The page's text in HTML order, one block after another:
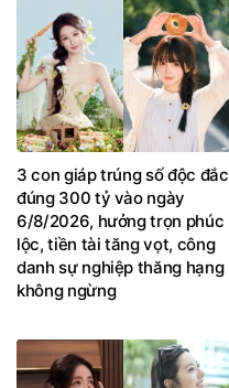
3 con giáp trúng số độc đắc
đúng 300 tỷ vào ngày
6/8/2026, hưởng trọn phúc
lộc, tiền tài tăng vọt, công
danh sự nghiệp thăng hạng
không ngừng